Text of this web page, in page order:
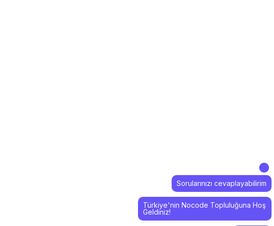
Türkiye'nin Nocode Topluluğuna Hoş
Geldiniz!
Sorularınızı cevaplayabilirim